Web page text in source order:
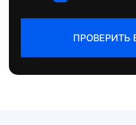
ПРОВЕРИТЬ